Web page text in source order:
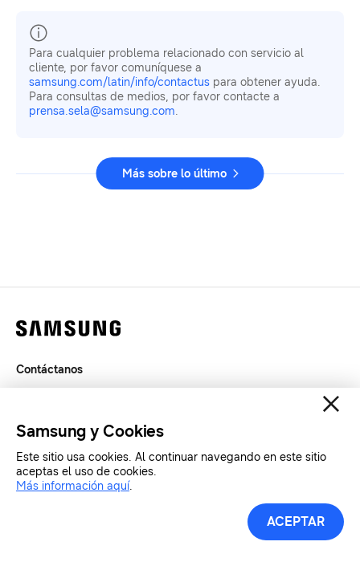
Para cualquier problema relacionado con servicio al
cliente, por favor comuníquese a
samsung.com/latin/info/contactus para obtener ayuda.
Para consultas de medios, por favor contacte a
prensa.sela@samsung.com.
Más sobre lo último
Contáctanos
SAMSUNG.COM
Copyright© SAMSUNG All Rights Reserved.
Samsung y Cookies
Este sitio usa cookies. Al continuar navegando en este sitio
aceptas el uso de cookies.
Más información aquí.
ACEPTAR